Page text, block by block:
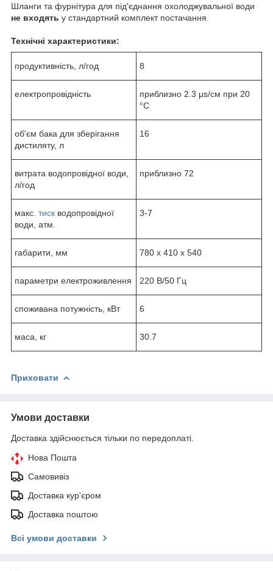
Шланги та фурнітура для під'єднання охолоджувальної води
не входять у стандартний комплект постачання.
Технічні характеристики:
продуктивність, л/год 8
електропровідність
приблизно 2.3 μs/см при 20
°C
об'єм бака для зберігання
дистиляту, л
16
витрата водопровідної води,
л/год
приблизно 72
макс. тиск водопровідної
води, атм.
3-7
габарити, мм 780 x 410 x 540
параметри електроживлення 220 В/50 Гц
споживана потужність, кВт 6
маса, кг 30.7
Приховати
Умови доставки
Доставка здійснюється тільки по передоплаті.
Нова Пошта
Самовивіз
Доставка кур'єром
Доставка поштою
Всі умови доставки